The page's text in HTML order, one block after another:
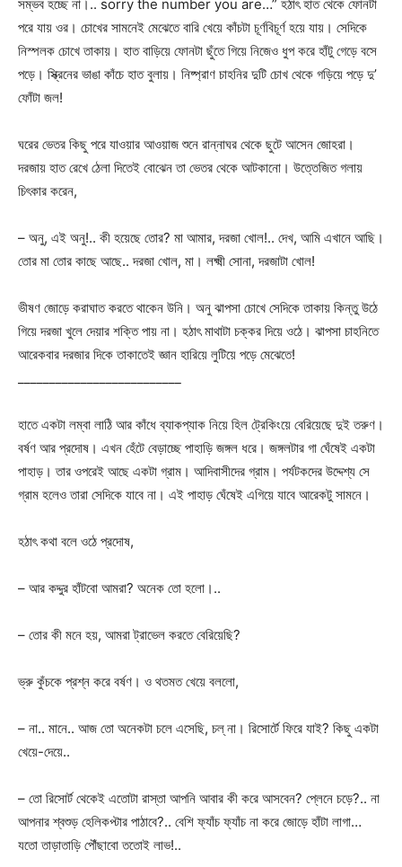
সম্ভব হচ্ছে না।.. sorry the number you are…” হঠাৎ হাত থেকে ফোনটা
পরে যায় ওর। চোখের সামনেই মেঝেতে বারি খেয়ে কাঁচটা চূর্ণবিচূর্ণ হয়ে যায়। সেদিকে
নিস্পলক চোখে তাকায়। হাত বাড়িয়ে ফোনটা ছুঁতে গিয়ে নিজেও ধুপ করে হাঁটু গেড়ে বসে
পড়ে। স্ক্রিনের ভাঙা কাঁচে হাত বুলায়। নিষ্প্রাণ চাহনির দুটি চোখ থেকে গড়িয়ে পড়ে দু’
ফোঁটা জল!
ঘরের ভেতর কিছু পরে যাওয়ার আওয়াজ শুনে রান্নাঘর থেকে ছুটে আসেন জোহরা।
দরজায় হাত রেখে ঠেলা দিতেই বোঝেন তা ভেতর থেকে আটকানো। উত্তেজিত গলায়
চিৎকার করেন,
– অনু, এই অনু!.. কী হয়েছে তোর? মা আমার, দরজা খোল!.. দেখ, আমি এখানে আছি।
তোর মা তোর কাছে আছে.. দরজা খোল, মা। লক্ষ্মী সোনা, দরজাটা খোল!
ভীষণ জোড়ে করাঘাত করতে থাকেন উনি। অনু ঝাপসা চোখে সেদিকে তাকায় কিন্তু উঠে
গিয়ে দরজা খুলে দেয়ার শক্তি পায় না। হঠাৎ মাথাটা চক্কর দিয়ে ওঠে। ঝাপসা চাহনিতে
আরেকবার দরজার দিকে তাকাতেই জ্ঞান হারিয়ে লুটিয়ে পড়ে মেঝেতে!
হাতে একটা লম্বা লাঠি আর কাঁধে ব্যাকপ্যাক নিয়ে হিল ট্রেকিংয়ে বেরিয়েছে দুই তরুণ।
বর্ষণ আর প্রদোষ। এখন হেঁটে বেড়াচ্ছে পাহাড়ি জঙ্গল ধরে। জঙ্গলটার গা ঘেঁষেই একটা
পাহাড়। তার ওপরেই আছে একটা গ্রাম। আদিবাসীদের গ্রাম। পর্যটকদের উদ্দেশ্য সে
গ্রাম হলেও তারা সেদিকে যাবে না। এই পাহাড় ঘেঁষেই এগিয়ে যাবে আরেকটু সামনে।
হঠাৎ কথা বলে ওঠে প্রদোষ,
– আর কদ্দুর হাঁটবো আমরা? অনেক তো হলো।..
– তোর কী মনে হয়, আমরা ট্রাভেল করতে বেরিয়েছি?
ভ্রু কুঁচকে প্রশ্ন করে বর্ষণ। ও থতমত খেয়ে বললো,
– না.. মানে.. আজ তো অনেকটা চলে এসেছি, চল্ না। রিসোর্টে ফিরে যাই? কিছু একটা
খেয়ে-দেয়ে..
– তো রিসোর্ট থেকেই এতোটা রাস্তা আপনি আবার কী করে আসবেন? প্লেনে চড়ে?.. না
আপনার শ্বশুড় হেলিকপ্টার পাঠাবে?.. বেশি ফ্যাঁচ ফ্যাঁচ না করে জোড়ে হাঁটা লাগা…
যতো তাড়াতাড়ি পৌঁছাবো ততোই লাভ!..